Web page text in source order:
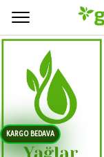
KARGO BEDAVA